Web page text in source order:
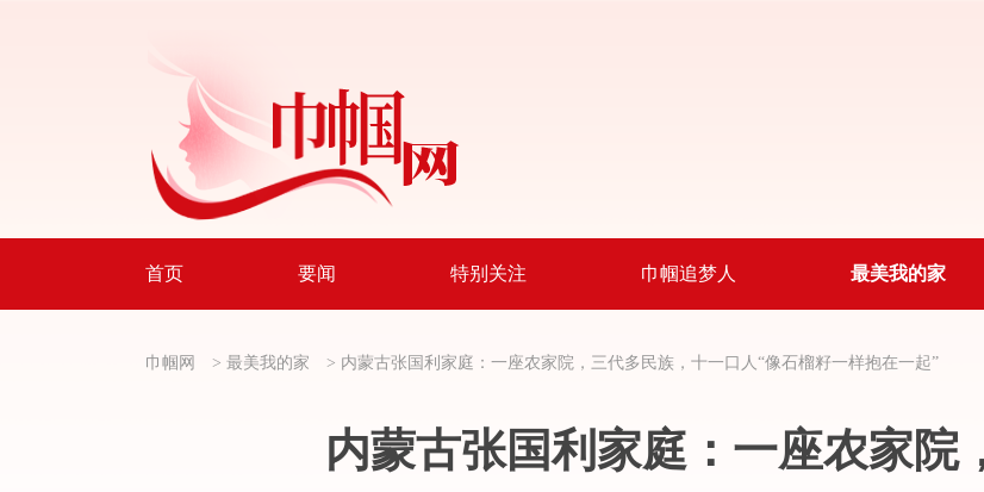
首页 要闻 特别关注 巾帼追梦人 最美我的家
巾帼网 > 最美我的家 > 内蒙古张国利家庭：一座农家院，三代多民族， 十一口人“像石榴籽一样抱在一起”
内蒙古张国利家庭：一座农家院